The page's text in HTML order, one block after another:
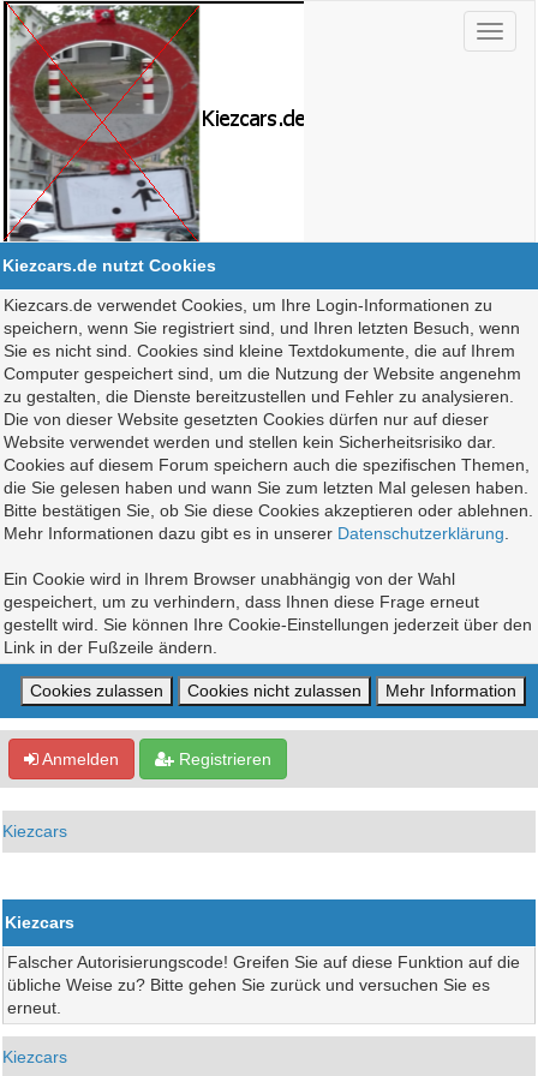
Kiezcars.de nutzt Cookies
Kiezcars.de verwendet Cookies, um Ihre Login-Informationen zu
speichern, wenn Sie registriert sind, und Ihren letzten Besuch, wenn
Sie es nicht sind. Cookies sind kleine Textdokumente, die auf Ihrem
Computer gespeichert sind, um die Nutzung der Website angenehm
zu gestalten, die Dienste bereitzustellen und Fehler zu analysieren.
Die von dieser Website gesetzten Cookies dürfen nur auf dieser
Website verwendet werden und stellen kein Sicherheitsrisiko dar.
Cookies auf diesem Forum speichern auch die spezifischen Themen,
die Sie gelesen haben und wann Sie zum letzten Mal gelesen haben.
Bitte bestätigen Sie, ob Sie diese Cookies akzeptieren oder ablehnen.
Mehr Informationen dazu gibt es in unserer Datenschutzerklärung
Ein Cookie wird in Ihrem Browser unabhängig von der Wahl
gespeichert, um zu verhindern, dass Ihnen diese Frage erneut
gestellt wird. Sie können Ihre Cookie-Einstellungen jederzeit über den
Link in der Fußzeile ändern.
Anmelden Registrieren
Kiezcars
Kiezcars
Falscher Autorisierungscode! Greifen Sie auf diese Funktion auf die
übliche Weise zu? Bitte gehen Sie zurück und versuchen Sie es
erneut.
Kiezcars